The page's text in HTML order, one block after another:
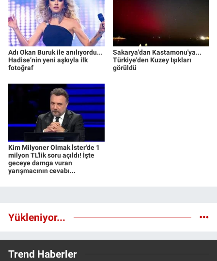
Adı Okan Buruk ile anılıyordu...
Hadise’nin yeni aşkıyla ilk
fotoğraf
Sakarya'dan Kastamonu'ya...
Türkiye'den Kuzey Işıkları
görüldü
Kim Milyoner Olmak İster'de 1
milyon TL'lik soru açıldı! İşte
geceye damga vuran
yarışmacının cevabı...
Yükleniyor...
Trend Haberler